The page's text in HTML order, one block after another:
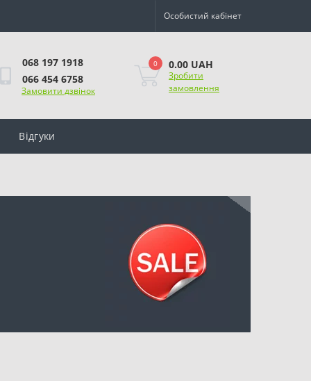
Особистий кабінет
068 197 1918
066 454 6758
Замовити дзвінок
0 0.00 UAH
Зробити
замовлення
Відгуки